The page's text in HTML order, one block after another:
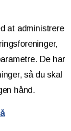
at administrere
De har
så du skal
hånd.